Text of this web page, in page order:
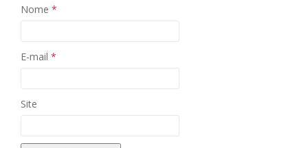
Nome *
E-mail *
Site